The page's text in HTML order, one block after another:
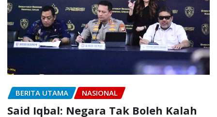
BERITA UTAMA NASIONAL
Said Iqbal: Negara Tak Boleh Kalah